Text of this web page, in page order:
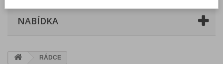
NABÍDKA
RÁDCE